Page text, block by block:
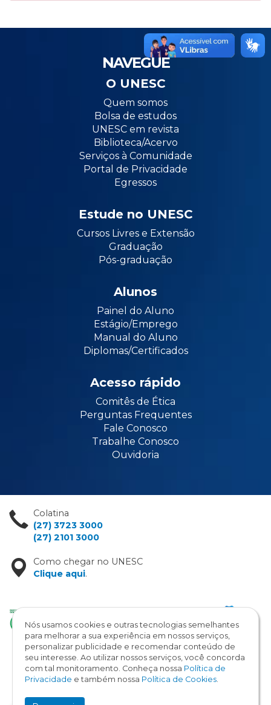
NAVEGUE
O UNESC
Quem somos
Bolsa de estudos
UNESC em revista
Biblioteca/Acervo
Serviços à Comunidade
Portal de Privacidade
Egressos
Estude no UNESC
Cursos Livres e Extensão
Graduação
Pós-graduação
Alunos
Painel do Aluno
Estágio/Emprego
Manual do Aluno
Diplomas/Certificados
Acesso rápido
Comitês de Ética
Perguntas Frequentes
Fale Conosco
Trabalhe Conosco
Ouvidoria
Colatina
(27) 3723 3000
(27) 2101 3000
Como chegar no UNESC
Clique aqui.
Copyright © 2026 / UNESC
Todos os direitos reservados
Nós usamos cookies e outras tecnologias semelhantes
para melhorar a sua experiência em nossos serviços,
personalizar publicidade e recomendar conteúdo de
seu interesse. Ao utilizar nossos serviços, você concorda
com tal monitoramento. Conheça nossa Política de
Privacidade e também nossa Política de Cookies.